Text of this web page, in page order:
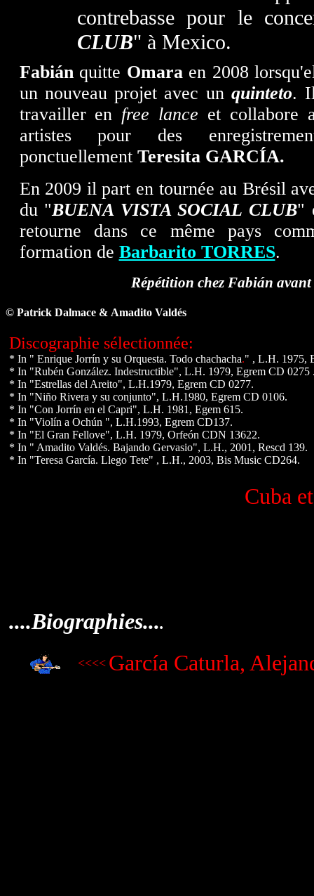
contrebasse pour le
CLUB" à Mexico.
Fabiánquitte Omaraen 2008
un nouveau projet avec unquinteto.
travailler en free lance et collabore
artistes pour des
ponctuellement Teresita GARCÍA.
En 2009 il part en tournée au Brésil
du "BUENA VISTA SOCIAL CLUB"
retourne dans ce même pays
formation de Barbarito TORRES.
Répétition chez Fabián
© Patrick Dalmace & Amadito Valdés
Discographie sélectionnée:
* In " Enrique Jorrín y su Orquesta. Todo chachacha." , L.H. 1975,
* In "Rubén González. Indestructible", L.H. 1979, Egrem CD 0275
* In "Estrellas del Areito", L.H.1979, Egrem CD 0277.
* In "Niño Rivera y su conjunto", L.H.1980, Egrem CD 0106.
* In "Con Jorrín en el Capri", L.H. 1981, Egem 615.
* In "Violín a Ochún ", L.H.1993, Egrem CD137.
* In "El Gran Fellove", L.H. 1979, Orfeón CDN 13622.
* In " Amadito Valdés. Bajando Gervasio", L.H., 2001, Rescd 139.
* In "Teresa García. Llego Tete" , L.H., 2003, Bis Music CD264.
Cuba
....Biographies....
<<<< García Caturla,